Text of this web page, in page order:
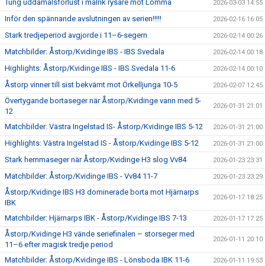
Tung uddamålsförlust i målrik rysare mot Lomma 2026-03-03 14:55
Inför den spännande avslutningen av serien!!!!! 2026-02-16 16:05
Stark tredjeperiod avgjorde i 11–6-segern 2026-02-14 00:26
Matchbilder: Åstorp/Kvidinge IBS - IBS Svedala 2026-02-14 00:18
Highlights: Åstorp/Kvidinge IBS - IBS Svedala 11-6 2026-02-14 00:10
Åstorp vinner till sist bekvämt mot Örkelljunga 10-5 2026-02-07 12:45
Övertygande bortaseger när Åstorp/Kvidinge vann med 5-
12
2026-01-31 21:01
Matchbilder: Västra Ingelstad IS- Åstorp/Kvidinge IBS 5-12 2026-01-31 21:00
Highlights: Västra Ingelstad IS - Åstorp/Kvidinge IBS 5-12 2026-01-31 21:00
Stark hemmaseger när Åstorp/Kvidinge H3 slog Vv84 2026-01-23 23:31
Matchbilder: Åstorp/Kvidinge IBS - Vv84 11-7 2026-01-23 23:29
Åstorp/Kvidinge IBS H3 dominerade borta mot Hjärnarps
IBK
2026-01-17 18:25
Matchbilder: Hjärnarps IBK - Åstorp/Kvidinge IBS 7-13 2026-01-17 17:25
Åstorp/Kvidinge H3 vände seriefinalen – storseger med
11–6 efter magisk tredje period
2026-01-11 20:10
Matchbilder: Åstorp/Kvidinge IBS - Lönsboda IBK 11-6 2026-01-11 19:53